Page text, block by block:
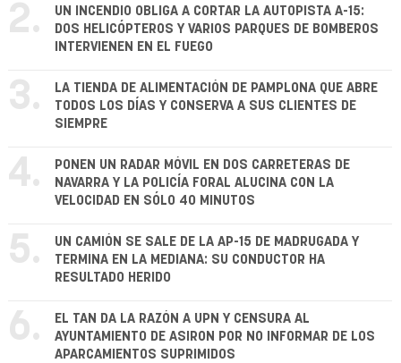
2.
UN INCENDIO OBLIGA A CORTAR LA AUTOPISTA A-15:
DOS HELICÓPTEROS Y VARIOS PARQUES DE BOMBEROS
INTERVIENEN EN EL FUEGO
3.
LA TIENDA DE ALIMENTACIÓN DE PAMPLONA QUE ABRE
TODOS LOS DÍAS Y CONSERVA A SUS CLIENTES DE
SIEMPRE
4.
PONEN UN RADAR MÓVIL EN DOS CARRETERAS DE
NAVARRA Y LA POLICÍA FORAL ALUCINA CON LA
VELOCIDAD EN SÓLO 40 MINUTOS
5.
UN CAMIÓN SE SALE DE LA AP-15 DE MADRUGADA Y
TERMINA EN LA MEDIANA: SU CONDUCTOR HA
RESULTADO HERIDO
6.
EL TAN DA LA RAZÓN A UPN Y CENSURA AL
AYUNTAMIENTO DE ASIRON POR NO INFORMAR DE LOS
APARCAMIENTOS SUPRIMIDOS